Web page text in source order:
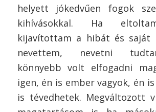
helyett jókedvűen fogok
kihívásokkal. Ha
kijavítottam a hibát és saját
nevettem, nevetni
könnyebb volt elfogadni
igen, én is ember vagyok, én
is tévedhetek. Megváltozott